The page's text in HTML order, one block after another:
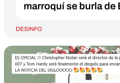
marroquí se burla de
DESINFO